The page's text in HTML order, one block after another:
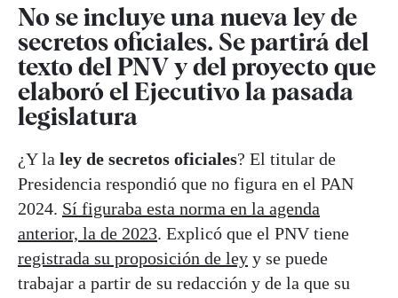
No se incluye una nueva ley de
secretos oficiales. Se partirá del
texto del PNV y del proyecto que
elaboró el Ejecutivo la pasada
legislatura
¿Y la ley de secretos oficiales? El titular de
Presidencia respondió que no figura en el PAN
2024. Sí figuraba esta norma en la agenda
anterior, la de 2023. Explicó que el PNV tiene
registrada su proposición de ley y se puede
trabajar a partir de su redacción y de la que su